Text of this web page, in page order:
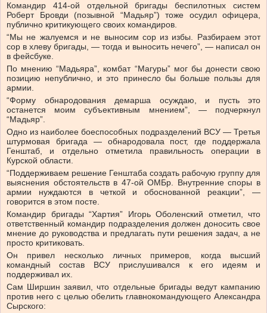
Командир 414-ой отдельной бригады беспилотных систем
Роберт Бровди (позывной “Мадьяр”) тоже осудил офицера,
публично критикующего своих командиров.
“Мы не жалуемся и не выносим сор из избы. Разбираем этот
сор в хлеву бригады, — тогда и выносить нечего”, — написал он
в фейсбуке.
По мнению “Мадьяра”, комбат “Магуры” мог бы донести свою
позицию непублично, и это принесло бы больше пользы для
армии.
“Форму обнародования демарша осуждаю, и пусть это
останется моим субъективным мнением”, — подчеркнул
“Мадьяр”.
Одно из наиболее боеспособных подразделений ВСУ — Третья
штурмовая бригада — обнародовала пост, где поддержала
Генштаб, и отдельно отметила правильность операции в
Курской области.
“Поддерживаем решение Генштаба создать рабочую группу для
выяснения обстоятельств в 47-ой ОМБр. Внутренние споры в
армии нуждаются в четкой и обоснованной реакции”, —
говорится в этом посте.
Командир бригады “Хартия” Игорь Оболенский отметил, что
ответственный командир подразделения должен доносить свое
мнение до руководства и предлагать пути решения задач, а не
просто критиковать.
Он привел несколько личных примеров, когда высший
командный состав ВСУ прислушивался к его идеям и
поддерживал их.
Сам Ширшин заявил, что отдельные бригады ведут кампанию
против него с целью обелить главнокомандующего Александра
Сырского: